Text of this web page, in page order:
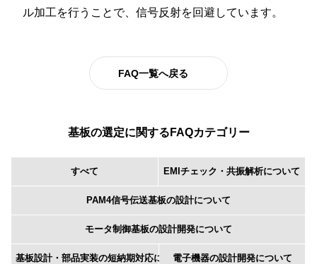
ル加工を行うことで、信号反射を回避しています。
FAQ一覧へ戻る
基板の選定に関するFAQカテゴリー
すべて EMIチェック・共振解析について
PAM4信号伝送基板の設計について
モータ制御基板の設計開発について
基板設計・部品実装の短納期対応について電子機器の設計開発について